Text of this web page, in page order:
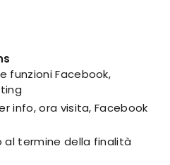
funzioni Facebook,
info, ora visita, Facebook
al termine della finalità